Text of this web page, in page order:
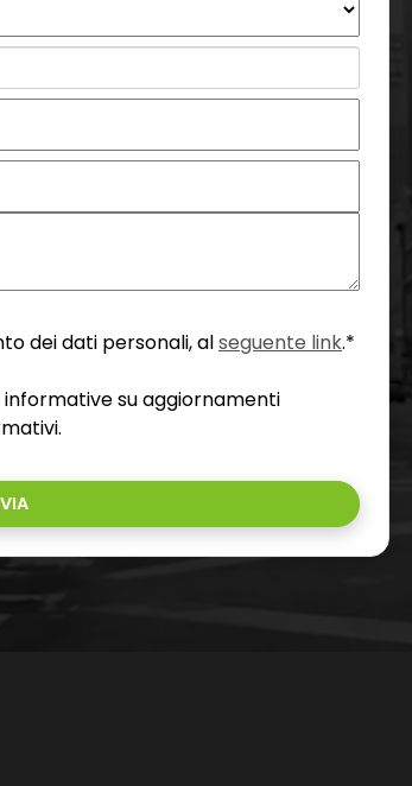
dei dati personali, alseguente link.*
su aggiornamenti